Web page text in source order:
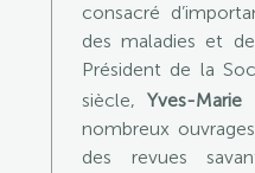
consacré
des maladies et
Président de la
siècle, Yves-Marie
nombreux
des revues